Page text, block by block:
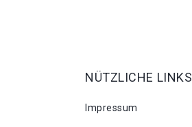
NÜTZLICHE LINKS
Impressum